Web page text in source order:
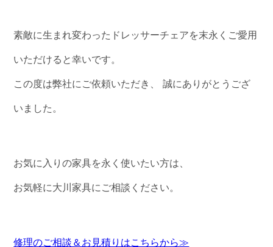
素敵に生まれ変わったドレッサーチェアを末永くご愛用
いただけると幸いです。
この度は弊社にご依頼いただき、 誠にありがとうござ
いました。
お気に入りの家具を永く使いたい方は、
お気軽に大川家具にご相談ください。
修理のご相談＆お見積りはこちらから≫